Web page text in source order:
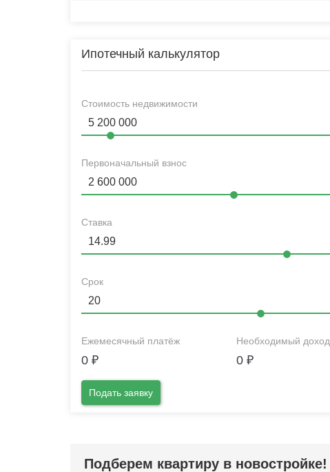
Ипотечный калькулятор
Стоимость недвижимости
Первоначальный взнос
Ставка
Срок
Ежемесячный платёж
0 ₽
Необходимый доход
0 ₽
Подать заявку
Подберем квартиру в новостройке!